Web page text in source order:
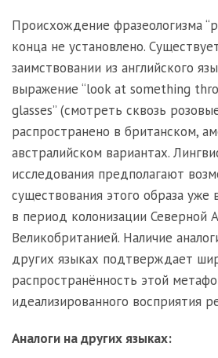
Происхождение фразеологизма
конца не установлено.
заимствовании из английского
выражение “look at something
glasses” (смотреть сквозь
распространено в британском,
австралийском вариантах.
исследования предполагают
существования этого образа уже
в период колонизации Северной
Великобританией. Наличие
других языках подтверждает
распространённость этой
идеализированного восприятия
Аналоги на других языках: